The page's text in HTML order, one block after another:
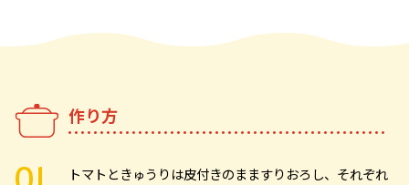
作り方
トマトときゅうりは皮付きのまますりおろし、それぞれ